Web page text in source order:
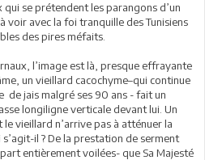
qui se prétendent les parangons d’un
voir avec la foi tranquille des Tunisiens
des pires méfaits.
l’image est là, presque effrayante
un vieillard cacochyme–qui continue
jais malgré ses 90 ans - fait un
longiligne verticale devant lui. Un
vieillard n’arrive pas à atténuer la
il ? De la prestation de serment
entièrement voilées- que Sa Majesté